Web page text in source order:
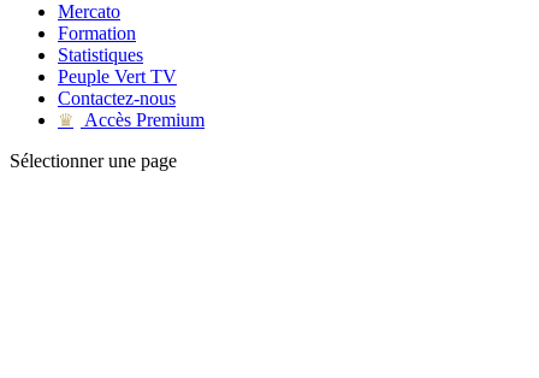
Mercato
Formation
Statistiques
Peuple Vert TV
Contactez-nous
♛
Accès Premium
Sélectionner une page